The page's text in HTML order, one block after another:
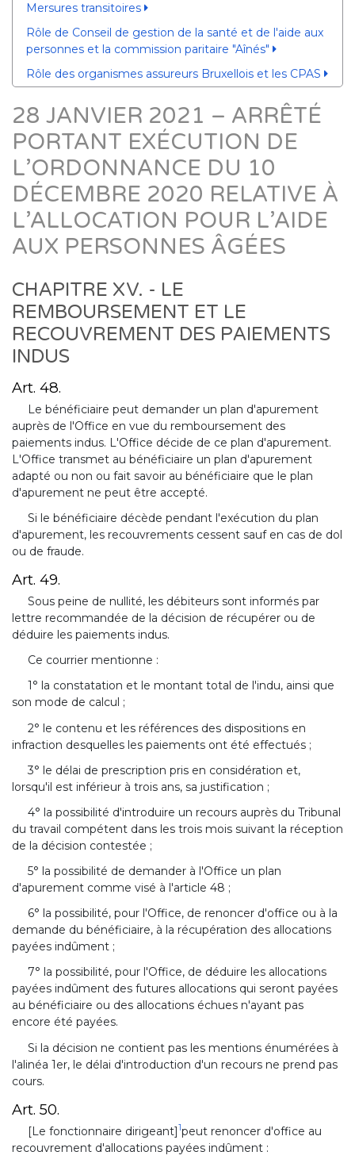
Mersures transitoires
Rôle de Conseil de gestion de la santé et de l'aide aux
personnes et la commission paritaire "Aînés"
Rôle des organismes assureurs Bruxellois et les CPAS
28 JANVIER 2021 – ARRÊTÉ
PORTANT EXÉCUTION DE
L’ORDONNANCE DU 10
DÉCEMBRE 2020 RELATIVE À
L’ALLOCATION POUR L’AIDE
AUX PERSONNES ÂGÉES
CHAPITRE XV. - LE
REMBOURSEMENT ET LE
RECOUVREMENT DES PAIEMENTS
INDUS
Art. 48.
Le bénéficiaire peut demander un plan d'apurement
auprès de l'Office en vue du remboursement des
paiements indus. L'Office décide de ce plan d'apurement.
L'Office transmet au bénéficiaire un plan d'apurement
adapté ou non ou fait savoir au bénéficiaire que le plan
d'apurement ne peut être accepté.
Si le bénéficiaire décède pendant l'exécution du plan
d'apurement, les recouvrements cessent sauf en cas de dol
ou de fraude.
Art. 49.
Sous peine de nullité, les débiteurs sont informés par
lettre recommandée de la décision de récupérer ou de
déduire les paiements indus.
Ce courrier mentionne :
1° la constatation et le montant total de l'indu, ainsi que
son mode de calcul ;
2° le contenu et les références des dispositions en
infraction desquelles les paiements ont été effectués ;
3° le délai de prescription pris en considération et,
lorsqu'il est inférieur à trois ans, sa justification ;
4° la possibilité d'introduire un recours auprès du Tribunal
du travail compétent dans les trois mois suivant la réception
de la décision contestée ;
5° la possibilité de demander à l'Office un plan
d'apurement comme visé à l'article 48 ;
6° la possibilité, pour l'Office, de renoncer d'office ou à la
demande du bénéficiaire, à la récupération des allocations
payées indûment ;
7° la possibilité, pour l'Office, de déduire les allocations
payées indûment des futures allocations qui seront payées
au bénéficiaire ou des allocations échues n'ayant pas
encore été payées.
Si la décision ne contient pas les mentions énumérées à
l'alinéa 1er, le délai d'introduction d'un recours ne prend pas
cours.
Art. 50.
[Le fonctionnaire dirigeant]1peut renoncer d'office au
recouvrement d'allocations payées indûment :